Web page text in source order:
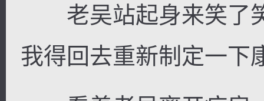
老吴站起身来笑了笑
我得回去重新制定一下